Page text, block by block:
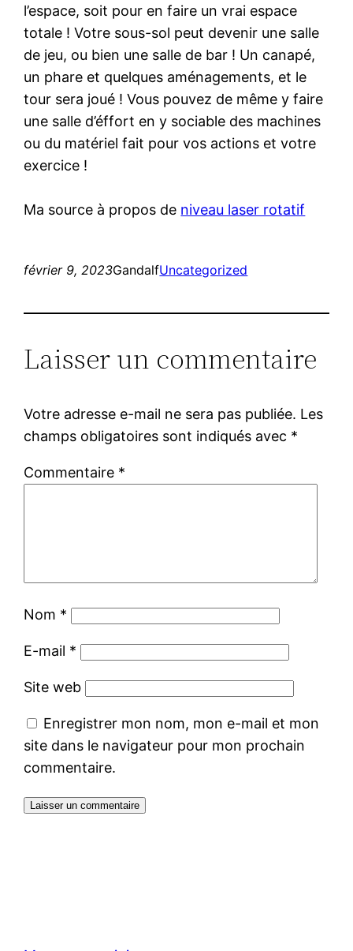
l’espace, soit pour en faire un vrai espace
totale ! Votre sous-sol peut devenir une salle
de jeu, ou bien une salle de bar ! Un canapé,
un phare et quelques aménagements, et le
tour sera joué ! Vous pouvez de même y faire
une salle d’éffort en y sociable des machines
ou du matériel fait pour vos actions et votre
exercice !
Ma source à propos de niveau laser rotatif
février 9, 2023GandalfUncategorized
Laisser un commentaire
Votre adresse e-mail ne sera pas publiée. Les
champs obligatoires sont indiqués avec *
Commentaire *
Nom *
E-mail *
Site web
Enregistrer mon nom, mon e-mail et mon
site dans le navigateur pour mon prochain
commentaire.